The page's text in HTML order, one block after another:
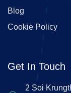
Blog
Cookie Policy
Get In Touch
2 Soi